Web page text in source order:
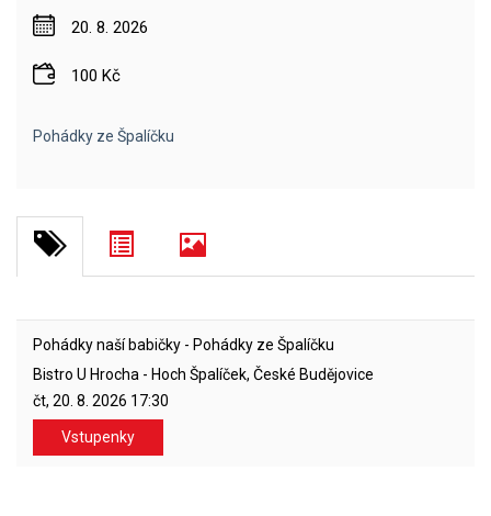
20. 8. 2026
100 Kč
Pohádky ze Špalíčku
Pohádky naší babičky - Pohádky ze Špalíčku
Bistro U Hrocha - Hoch Špalíček, České Budějovice
čt, 20. 8. 2026 17:30
Vstupenky